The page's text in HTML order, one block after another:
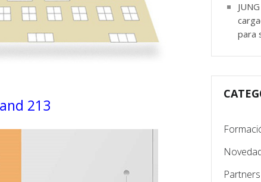
213
para
Partners